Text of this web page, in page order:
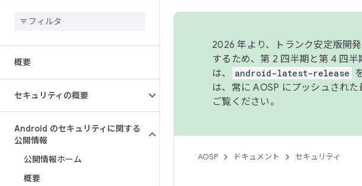
概要
セキュリティの概要
Android のセキュリティに関する
公開情報
公開情報ホーム
概要
2026 年より、トランク安定版開
するため、第 2 四半期と第 4 四
は、
android-latest-release
は、常に AOSP にプッシュされた
ご覧ください。
AOSP ドキュメント セキュリティ